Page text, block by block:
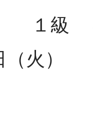
１級
（火）
交